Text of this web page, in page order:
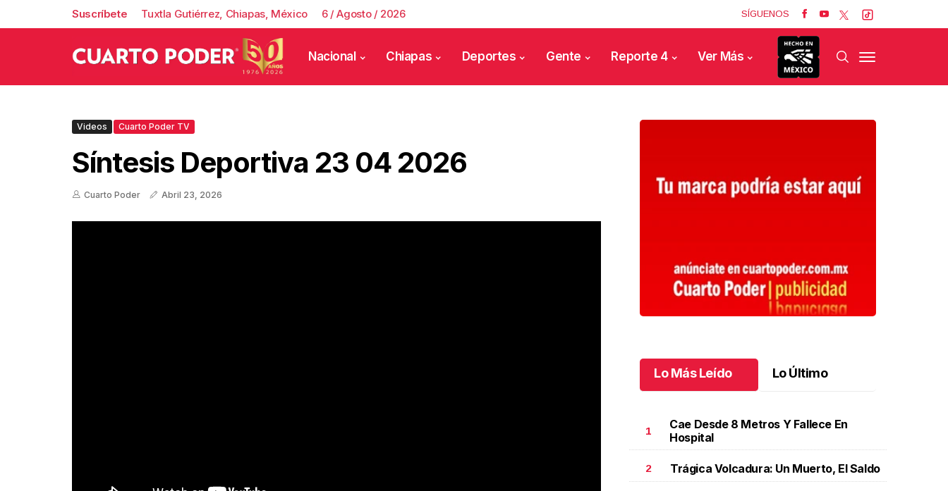
Suscríbete Tuxtla Gutiérrez, Chiapas, México 6 / Agosto / 2026 SÍGUENOS
Nacional Chiapas Deportes Gente Reporte 4 Ver Más
Videos Cuarto Poder TV
Síntesis Deportiva 23 04 2026
Cuarto Poder Abril 23, 2026
Lo Más Leído Lo Último
1
Cae Desde 8 Metros Y Fallece En
Hospital
2 Trágica Volcadura: Un Muerto, El Saldo